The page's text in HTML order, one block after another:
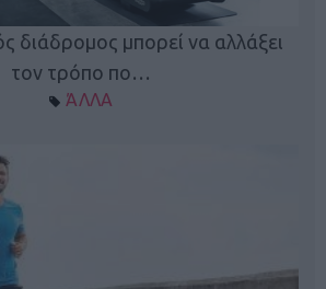
διάδρομος μπορεί να αλλάξει
τον τρόπο πο…
ΆΛΛΑ